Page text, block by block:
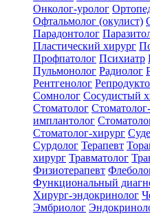
Онколог-уролог
Офтальмолог (окулист)
Парадонтолог
Пластический хирург
Профпатолог Психиатр
Пульмонолог Радиолог
Рентгенолог
Сомнолог Сосудистый
Стоматолог
имплантолог
Стоматолог-хирург
Сурдолог Терапевт
хирург Травматолог
Физиотерапевт
Функциональный
Хирург-эндокринолог
Эмбриолог